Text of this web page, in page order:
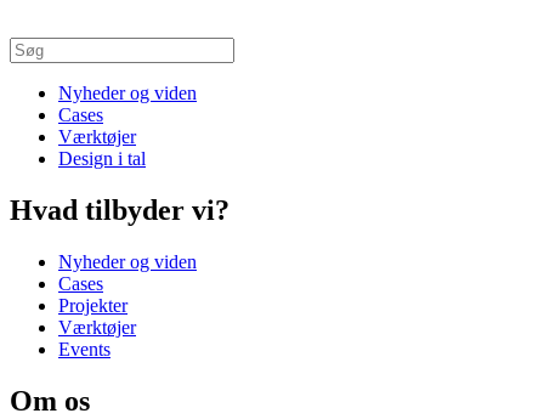
Nyheder og viden
Cases
Værktøjer
Design i tal
Hvad tilbyder vi?
Nyheder og viden
Cases
Projekter
Værktøjer
Events
Om os